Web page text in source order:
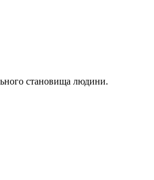
становища людини.